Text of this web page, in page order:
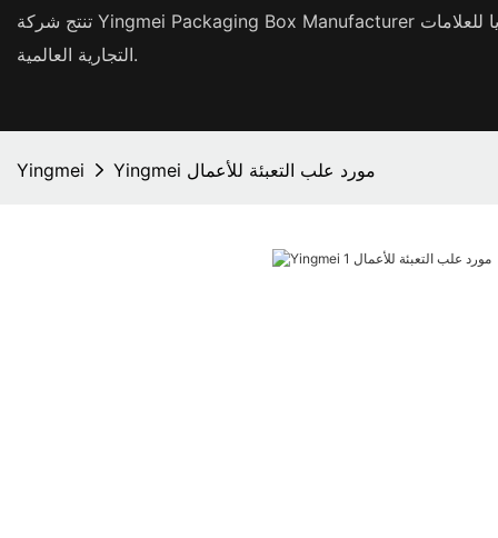
تنتج شركة Yingmei Packaging Box Manufacturer عبوات صناديق هدايا عالية الجودة وأكياس هدايا للعلامات
التجارية العالمية.
Yingmei Yingmei مورد علب التعبئة للأعمال